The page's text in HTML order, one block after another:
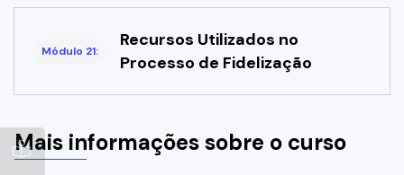
Módulo 21:
Recursos Utilizados no
Processo de Fidelização
Mais informações sobre o curso